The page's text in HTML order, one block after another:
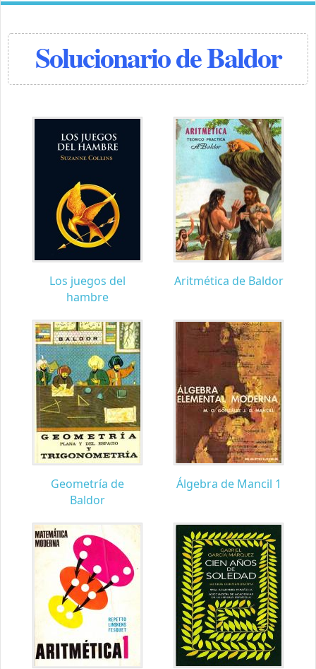
Solucionario de Baldor
Los juegos del
hambre
Aritmética de Baldor
Geometría de
Baldor
Álgebra de Mancil 1